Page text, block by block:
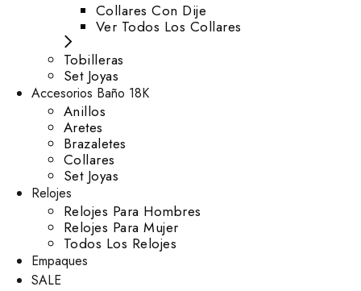
Collares Con Dije
Ver Todos Los Collares
Tobilleras
Set Joyas
Accesorios Baño 18K
Anillos
Aretes
Brazaletes
Collares
Set Joyas
Relojes
Relojes Para Hombres
Relojes Para Mujer
Todos Los Relojes
Empaques
SALE